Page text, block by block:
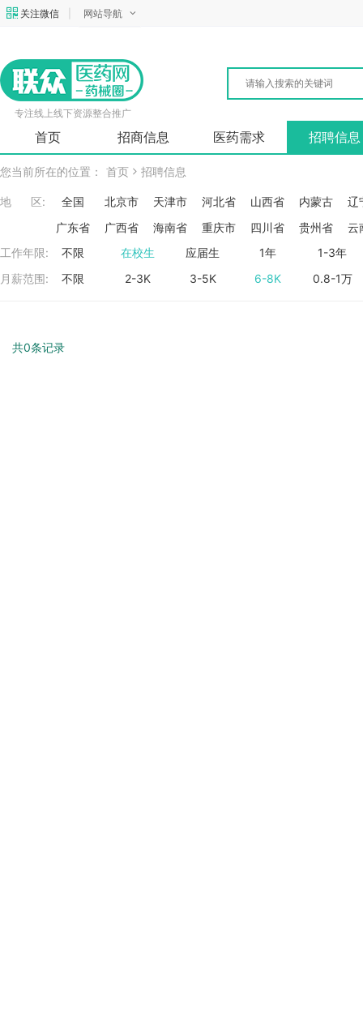
关注微信 网站导航
专注线上线下资源整合推广
首页 招商信息 医药需求 招聘信息
您当前所在的位置： 首页 招聘信息
地 区: 全国 北京市 天津市 河北省 山西省 内蒙古
辽
广东省
广西省 海南省 重庆市 四川省 贵州省
云
工作年限:
不限 在校生 应届生 1年
1-3年
月薪范围:
不限 2-3K 3-5K 6-8K 0.8-1万
共0条记录